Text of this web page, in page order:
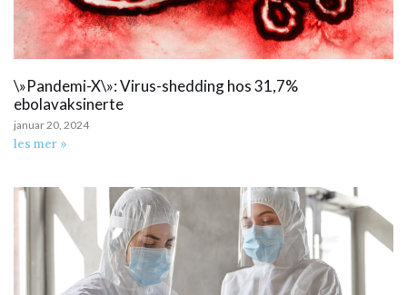
\»Pandemi-X\»: Virus-shedding hos 31,7%
ebolavaksinerte
januar 20, 2024
les mer »